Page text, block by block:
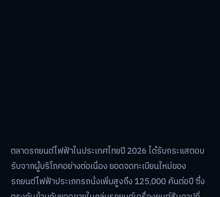
ตลาดรถยนต์ไฟฟ้าในประเทศไทยปี 2026 ได้รับกระแสตอบ
รับจากผู้บริโภคอย่างต่อเนื่อง ยอดจดทะเบียนใหม่ของ
รถยนต์ไฟฟ้าประเภทรถนั่งเพิ่มสูงถึง 125,000 คันต่อปี ซึ่ง